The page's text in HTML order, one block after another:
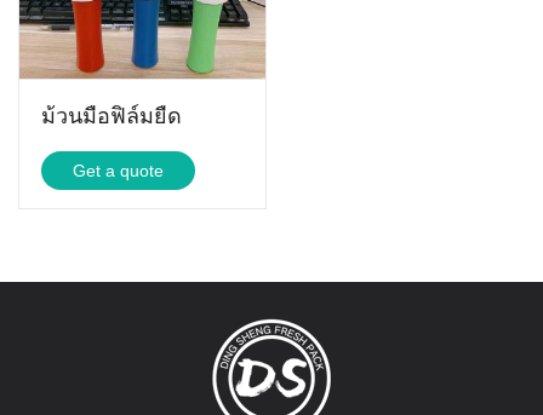
ม้วนมือฟิล์มยืด
Get a quote